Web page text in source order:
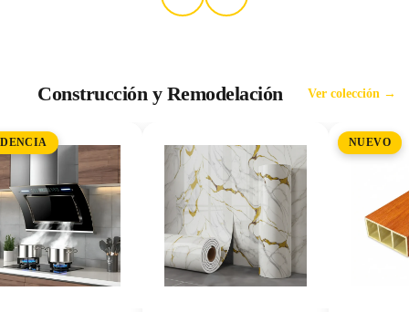
Construcción y Remodelación Ver colección →
NUEVO